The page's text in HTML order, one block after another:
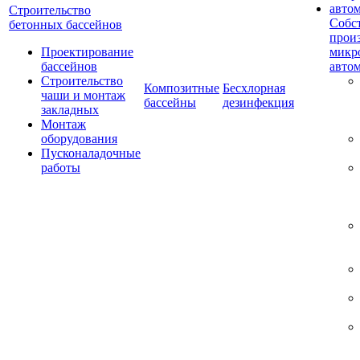
Строительство
бетонных бассейнов
Проектирование
бассейнов
Строительство
чаши и монтаж
закладных
Монтаж
оборудования
Пусконаладочные
работы
Композитные
бассейны
Бесхлорная
дезинфекция